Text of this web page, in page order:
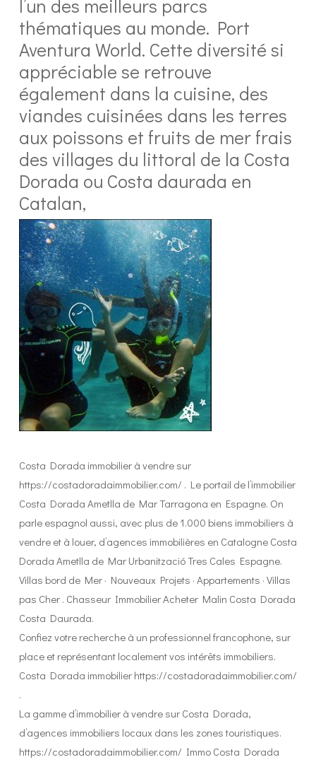
l’un des meilleurs parcs
thématiques au monde. Port
Aventura World. Cette diversité si
appréciable se retrouve
également dans la cuisine, des
viandes cuisinées dans les terres
aux poissons et fruits de mer frais
des villages du littoral de la Costa
Dorada ou Costa daurada en
Catalan,
Costa Dorada immobilier à vendre sur
https://costadoradaimmobilier.com/ . Le portail de l’immobilier
Costa Dorada Ametlla de Mar Tarragona en Espagne. On
parle espagnol aussi, avec plus de 1.000 biens immobiliers à
vendre et à louer, d’agences immobilières en Catalogne Costa
Dorada Ametlla de Mar Urbanització Tres Cales Espagne.
Villas bord de Mer · Nouveaux Projets · Appartements · Villas
pas Cher . Chasseur Immobilier Acheter Malin Costa Dorada
Costa Daurada.
Confiez votre recherche à un professionnel francophone, sur
place et représentant localement vos intérêts immobiliers.
Costa Dorada immobilier https://costadoradaimmobilier.com/
.
La gamme d’immobilier à vendre sur Costa Dorada,
d’agences immobiliers locaux dans les zones touristiques.
https://costadoradaimmobilier.com/ Immo Costa Dorada